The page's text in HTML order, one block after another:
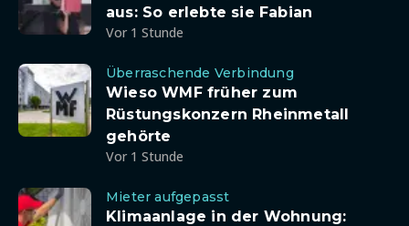
aus: So erlebte sie Fabian
Vor 1 Stunde
Überraschende Verbindung
Wieso WMF früher zum
Rüstungskonzern Rheinmetall
gehörte
Vor 1 Stunde
Mieter aufgepasst
Klimaanlage in der Wohnung: